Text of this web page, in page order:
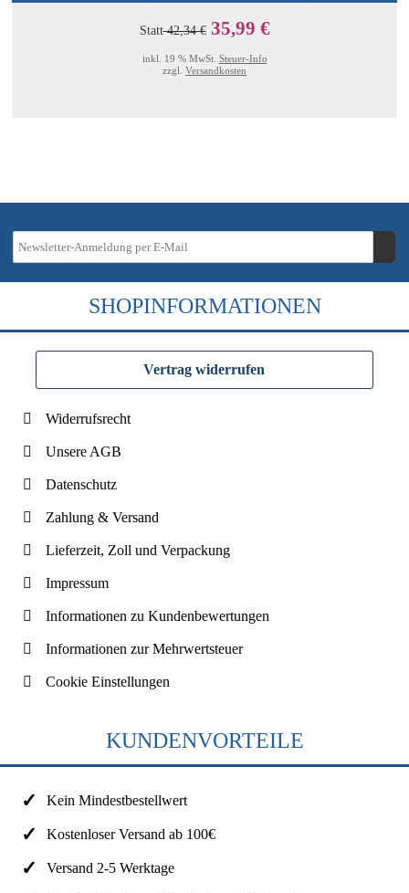
Statt42,34 € 35,99 €
inkl. 19 % MwSt. Steuer-Info
zzgl. Versandkosten
SHOPINFORMATIONEN
Vertrag widerrufen
Widerrufsrecht
Unsere AGB
Datenschutz
Zahlung & Versand
Lieferzeit, Zoll und Verpackung
Impressum
Informationen zu Kundenbewertungen
Informationen zur Mehrwertsteuer
Cookie Einstellungen
KUNDENVORTEILE
Kein Mindestbestellwert
Kostenloser Versand ab 100€
Versand 2-5 Werktage